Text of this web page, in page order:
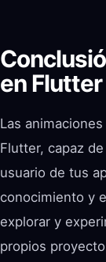
en Flutter
Las
Flutter, capaz
usuario de tus
conocimiento y
explorar y
propios